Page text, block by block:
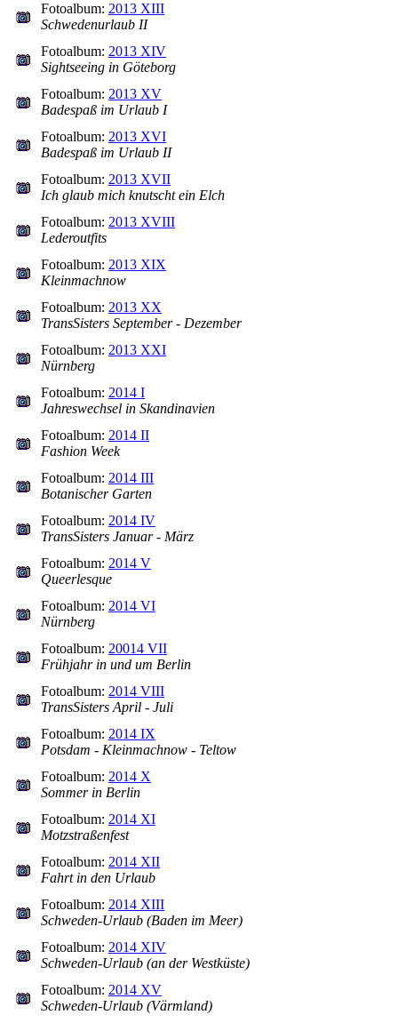
Fotoalbum: 2013 XIII
Schwedenurlaub II
Fotoalbum: 2013 XIV
Sightseeing in Göteborg
Fotoalbum: 2013 XV
Badespaß im Urlaub I
Fotoalbum: 2013 XVI
Badespaß im Urlaub II
Fotoalbum: 2013 XVII
Ich glaub mich knutscht ein Elch
Fotoalbum: 2013 XVIII
Lederoutfits
Fotoalbum: 2013 XIX
Kleinmachnow
Fotoalbum: 2013 XX
TransSisters September - Dezember
Fotoalbum: 2013 XXI
Nürnberg
Fotoalbum: 2014 I
Jahreswechsel in Skandinavien
Fotoalbum: 2014 II
Fashion Week
Fotoalbum: 2014 III
Botanischer Garten
Fotoalbum: 2014 IV
TransSisters Januar - März
Fotoalbum: 2014 V
Queerlesque
Fotoalbum: 2014 VI
Nürnberg
Fotoalbum: 20014 VII
Frühjahr in und um Berlin
Fotoalbum: 2014 VIII
TransSisters April - Juli
Fotoalbum: 2014 IX
Potsdam - Kleinmachnow - Teltow
Fotoalbum: 2014 X
Sommer in Berlin
Fotoalbum: 2014 XI
Motzstraßenfest
Fotoalbum: 2014 XII
Fahrt in den Urlaub
Fotoalbum: 2014 XIII
Schweden-Urlaub (Baden im Meer)
Fotoalbum: 2014 XIV
Schweden-Urlaub (an der Westküste)
Fotoalbum: 2014 XV
Schweden-Urlaub (Värmland)